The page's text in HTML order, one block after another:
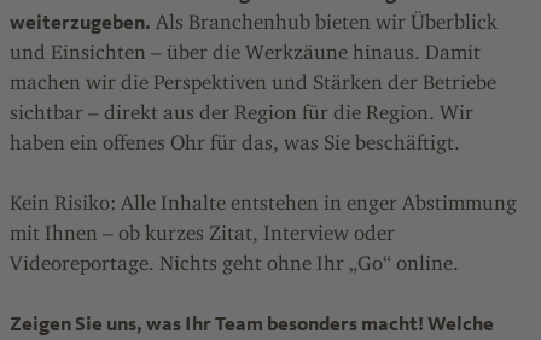
weiterzugeben. Als Branchenhub bieten wir Überblick
und Einsichten – über die Werkzäune hinaus. Damit
machen wir die Perspektiven und Stärken der Betriebe
sichtbar – direkt aus der Region für die Region. Wir
haben ein offenes Ohr für das, was Sie beschäftigt.
Kein Risiko: Alle Inhalte entstehen in enger Abstimmung
mit Ihnen – ob kurzes Zitat, Interview oder
Videoreportage. Nichts geht ohne Ihr „Go“ online.
Zeigen Sie uns, was Ihr Team besonders macht! Welche